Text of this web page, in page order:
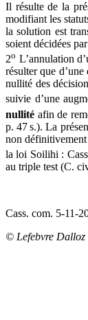
Il résulte de la
modifiant les
la solution est
soient décidées
2o L’annulation
résulter que
nullité des
suivie d’une
nullité afin de
p. 47 s.). La
non définitivement
la loi Soilihi :
au triple test (C.
Cass. com. 5-11-
© Lefebvre Dalloz